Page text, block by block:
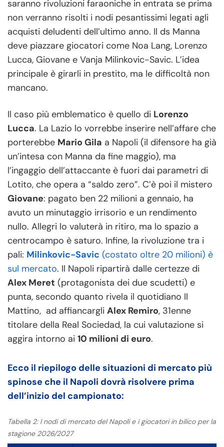
saranno rivoluzioni faraoniche in entrata se prima
non verranno risolti i nodi pesantissimi legati agli
acquisti deludenti dell’ultimo anno. Il ds Manna
deve piazzare giocatori come Noa Lang, Lorenzo
Lucca, Giovane e Vanja Milinkovic-Savic. L’idea
principale è girarli in prestito, ma le difficoltà non
mancano.
Il caso più emblematico è quello di Lorenzo
Lucca. La Lazio lo vorrebbe inserire nell’affare che
porterebbe Mario Gila a Napoli (il difensore ha già
un’intesa con Manna da fine maggio), ma
l’ingaggio dell’attaccante è fuori dai parametri di
Lotito, che opera a “saldo zero”. C’è poi il mistero
Giovane: pagato ben 22 milioni a gennaio, ha
avuto un minutaggio irrisorio e un rendimento
nullo. Allegri lo valuterà in ritiro, ma lo spazio a
centrocampo è saturo. Infine, la rivoluzione tra i
pali: Milinkovic-Savic (costato oltre 20 milioni) è
sul mercato. Il Napoli ripartirà dalle certezze di
Alex Meret (protagonista dei due scudetti) e
punta, secondo quanto rivela il quotidiano Il
Mattino, ad affiancargli Alex Remiro, 31enne
titolare della Real Sociedad, la cui valutazione si
aggira intorno ai 10 milioni di euro.
Ecco il riepilogo delle situazioni di mercato più
spinose che il Napoli dovrà risolvere prima
dell’inizio del campionato:
Tabella 2: I nodi di mercato del Napoli e i giocatori in bilico per la
stagione 2026/2027